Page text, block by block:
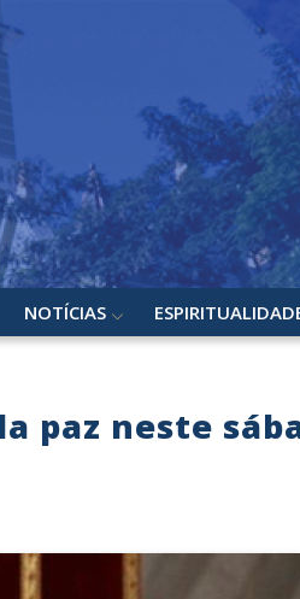
NOTÍCIAS
paz neste